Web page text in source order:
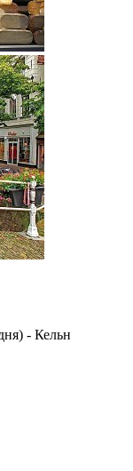
- Кельн